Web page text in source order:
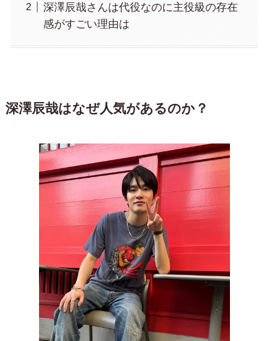
深澤辰哉さんは代役なのに主役級の存在
感がすごい理由は
深澤辰哉はなぜ人気があるのか？